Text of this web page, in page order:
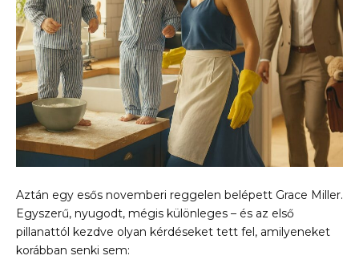
Aztán egy esős novemberi reggelen belépett Grace Miller.
Egyszerű, nyugodt, mégis különleges – és az első
pillanattól kezdve olyan kérdéseket tett fel, amilyeneket
korábban senki sem: